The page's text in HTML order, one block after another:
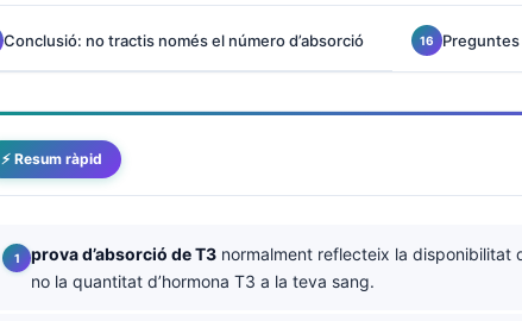
Conclusió: no tractis només el número d’absorció
⚡ Resum ràpid
prova d’absorció de T3 normalment reflecteix la disponibilitat
no la quantitat d’hormona T3 a la teva sang.